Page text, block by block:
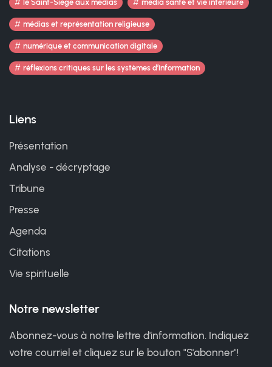
le Saint-Siège aux médias média santé et vie intérieure
médias et représentation religieuse
numérique et communication digitale
réflexions critiques sur les systèmes d’information
Liens
Présentation
Analyse - décryptage
Tribune
Presse
Agenda
Citations
Vie spirituelle
Notre newsletter
Abonnez-vous à notre lettre d'information. Indiquez
votre courriel et cliquez sur le bouton "S'abonner"!